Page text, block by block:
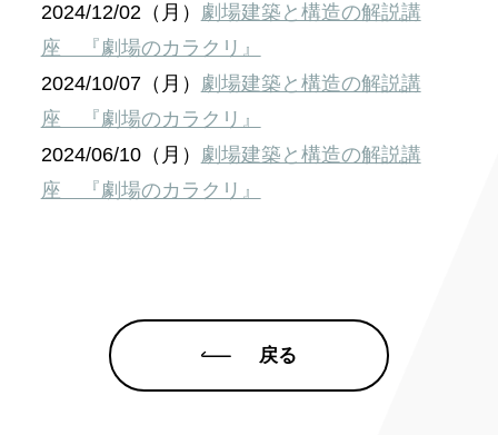
2024/12/02（月） 劇場建築と構造の解説講
座 『劇場のカラクリ』
2024/10/07（月） 劇場建築と構造の解説講
座 『劇場のカラクリ』
2024/06/10（月） 劇場建築と構造の解説講
座 『劇場のカラクリ』
戻る